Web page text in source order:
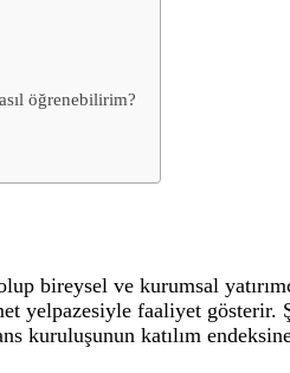
öğrenebilirim?
bireysel ve kurumsal
faaliyet gösterir.
kuruluşunun katılım